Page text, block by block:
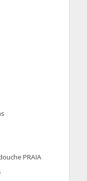
PRAIA